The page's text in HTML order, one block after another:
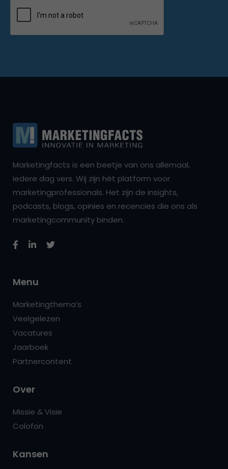
Marketingfacts is een beetje van ons allemaal,
iedere dag vers. Wij zijn hét platform voor
marketingprofessionals. Het zijn de insights,
podcasts, blogs, opinies en recencies die ons als
marketingcommunity binden.
Menu
Marketingthema’s
Veelgelezen
Vacatures
Jaarboek
Partnercontent
Over
Missie & Visie
Colofon
Kansen